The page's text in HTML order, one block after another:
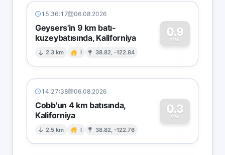
15:36:17 06.08.2026
Geysers'in 9 km batı-
kuzeybatısında, Kaliforniya
2.3 km I 38.82, -122.84
0.9
MW
0
14:27:38 06.08.2026
Cobb'un 4 km batısında,
Kaliforniya
2.5 km I 38.82, -122.76
0.3
MW
0